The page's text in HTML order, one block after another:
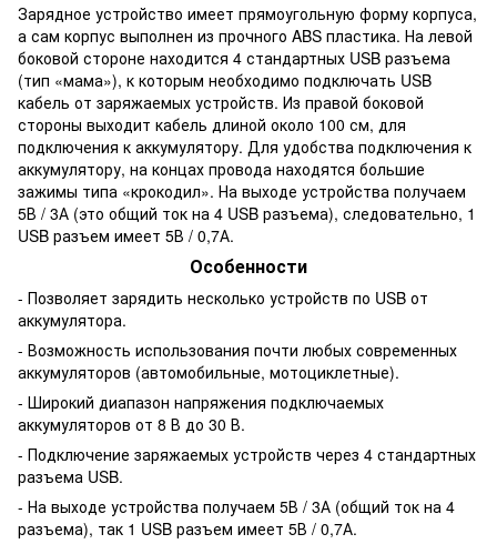
Зарядное устройство имеет прямоугольную форму корпуса,
а сам корпус выполнен из прочного ABS пластика. На левой
боковой стороне находится 4 стандартных USB разъема
(тип «мама»), к которым необходимо подключать USB
кабель от заряжаемых устройств. Из правой боковой
стороны выходит кабель длиной около 100 см, для
подключения к аккумулятору. Для удобства подключения к
аккумулятору, на концах провода находятся большие
зажимы типа «крокодил». На выходе устройства получаем
5В / 3А (это общий ток на 4 USB разъема), следовательно, 1
USB разъем имеет 5В / 0,7А.
Особенности
- Позволяет зарядить несколько устройств по USB от
аккумулятора.
- Возможность использования почти любых современных
аккумуляторов (автомобильные, мотоциклетные).
- Широкий диапазон напряжения подключаемых
аккумуляторов от 8 В до 30 В.
- Подключение заряжаемых устройств через 4 стандартных
разъема USB.
- На выходе устройства получаем 5В / 3А (общий ток на 4
разъема), так 1 USB разъем имеет 5В / 0,7А.